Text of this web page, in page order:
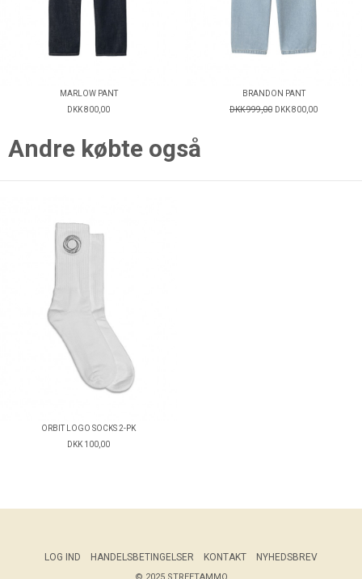
MARLOW PANT
DKK 800,00
BRANDON PANT
DKK 999,00 DKK 800,00
Andre købte også
ORBIT LOGO SOCKS 2-PK
DKK 100,00
LOG IND HANDELSBETINGELSER KONTAKT NYHEDSBREV